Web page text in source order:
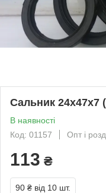
Сальник 24х47х7
В наявності
Код: 01157
Опт і
113 ₴
90 ₴ від 10 шт.